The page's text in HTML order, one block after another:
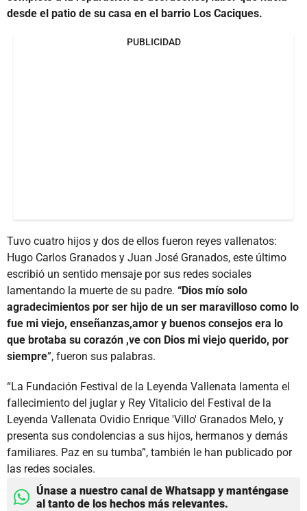
desde el patio de su casa en el barrio Los Caciques.
PUBLICIDAD
Tuvo cuatro hijos y dos de ellos fueron reyes vallenatos:
Hugo Carlos Granados y Juan José Granados, este último
escribió un sentido mensaje por sus redes sociales
lamentando la muerte de su padre. “Dios mío solo
agradecimientos por ser hijo de un ser maravilloso como lo
fue mi viejo, enseñanzas,amor y buenos consejos era lo
que brotaba su corazón ,ve con Dios mi viejo querido, por
siempre”, fueron sus palabras.
“La Fundación Festival de la Leyenda Vallenata lamenta el
fallecimiento del juglar y Rey Vitalicio del Festival de la
Leyenda Vallenata Ovidio Enrique 'Villo' Granados Melo, y
presenta sus condolencias a sus hijos, hermanos y demás
familiares. Paz en su tumba”, también le han publicado por
las redes sociales.
Únase a nuestro canal de Whatsapp y manténgase
al tanto de los hechos más relevantes.